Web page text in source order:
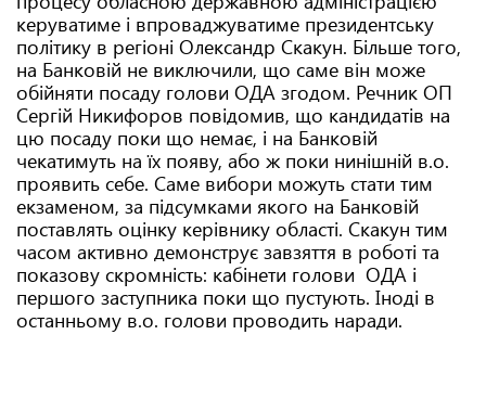
керуватиме і впроваджуватиме президентську
політику в регіоні Олександр Скакун. Більше того,
на Банковій не виключили, що саме він може
обійняти посаду голови ОДА згодом. Речник ОП
Сергій Никифоров повідомив, що кандидатів на
цю посаду поки що немає, і на Банковій
чекатимуть на їх появу, або ж поки нинішній в.о.
проявить себе. Саме вибори можуть стати тим
екзаменом, за підсумками якого на Банковій
поставлять оцінку керівнику області. Скакун тим
часом активно демонструє завзяття в роботі та
показову скромність: кабінети голови ОДА і
першого заступника поки що пустують. Іноді в
останньому в.о. голови проводить наради.